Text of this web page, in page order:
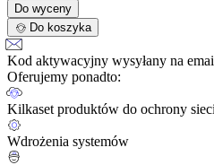
Do wyceny
Do koszyka
Kod aktywacyjny wysyłany na
Oferujemy ponadto:
Kilkaset produktów do ochrony sieci
Wdrożenia systemów